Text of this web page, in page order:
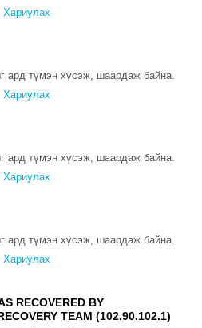
Хариулах
ард түмэн хүсэж, шаардаж байна.
Хариулах
ард түмэн хүсэж, шаардаж байна.
Хариулах
ард түмэн хүсэж, шаардаж байна.
Хариулах
RECOVERED BY
TEAM (102.90.102.1)